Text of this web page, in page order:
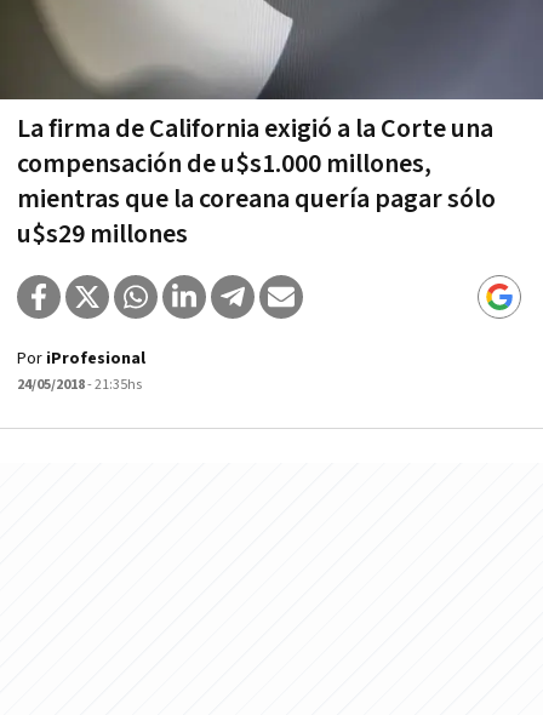
La firma de California exigió a la Corte una
compensación de u$s1.000 millones,
mientras que la coreana quería pagar sólo
u$s29 millones
Por iProfesional
24/05/2018- 21:35hs